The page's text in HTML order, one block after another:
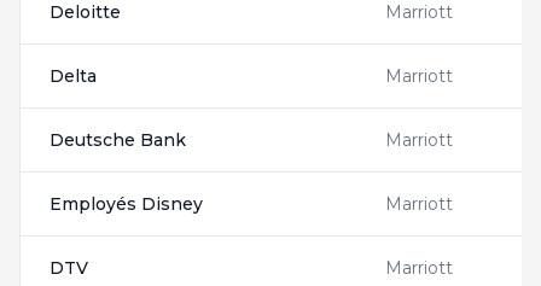
Deloitte Marriott
Delta Marriott
Deutsche Bank Marriott
Employés Disney Marriott
DTV Marriott